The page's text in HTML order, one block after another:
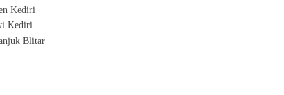
Kediri
Kediri
Blitar